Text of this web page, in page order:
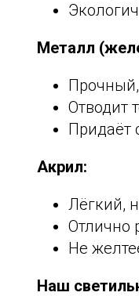
Металл
Отводит
Придаёт
Акрил:
Лёгкий,
Отлично
Не
Наш